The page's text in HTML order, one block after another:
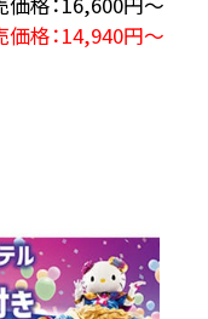
価格：14,940円～